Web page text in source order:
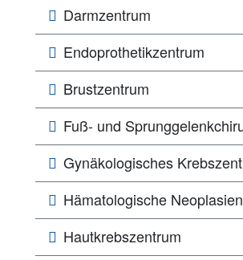
Darmzentrum
Endoprothetikzentrum
Brustzentrum
Fuß- und
Gynäkologisches
Hämatologische Neoplasien
Hautkrebszentrum